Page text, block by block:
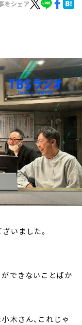
をシェア
いました。
できないことばか
木さん、これじゃ